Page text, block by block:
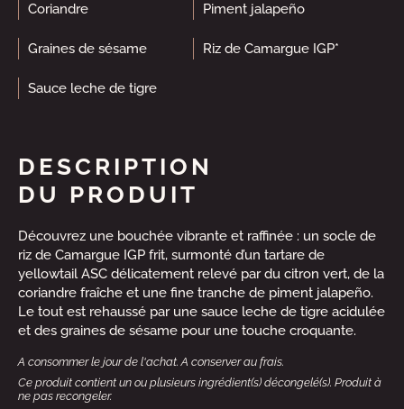
Coriandre Piment jalapeño
Graines de sésame Riz de Camargue IGP*
Sauce leche de tigre
DESCRIPTION
DU PRODUIT
Découvrez une bouchée vibrante et raffinée : un socle de
riz de Camargue IGP frit, surmonté d’un tartare de
yellowtail ASC délicatement relevé par du citron vert, de la
coriandre fraîche et une fine tranche de piment jalapeño.
Le tout est rehaussé par une sauce leche de tigre acidulée
et des graines de sésame pour une touche croquante.
A consommer le jour de l'achat. A conserver au frais.
Ce produit contient un ou plusieurs ingrédient(s) décongelé(s). Produit à
ne pas recongeler.